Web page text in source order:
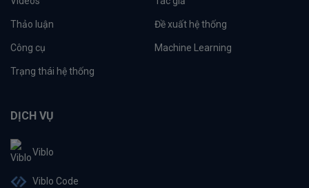
Thảo luận Đề xuất hệ thống
Công cụ Machine Learning
Trạng thái hệ thống
DỊCH VỤ
Viblo
Viblo Code